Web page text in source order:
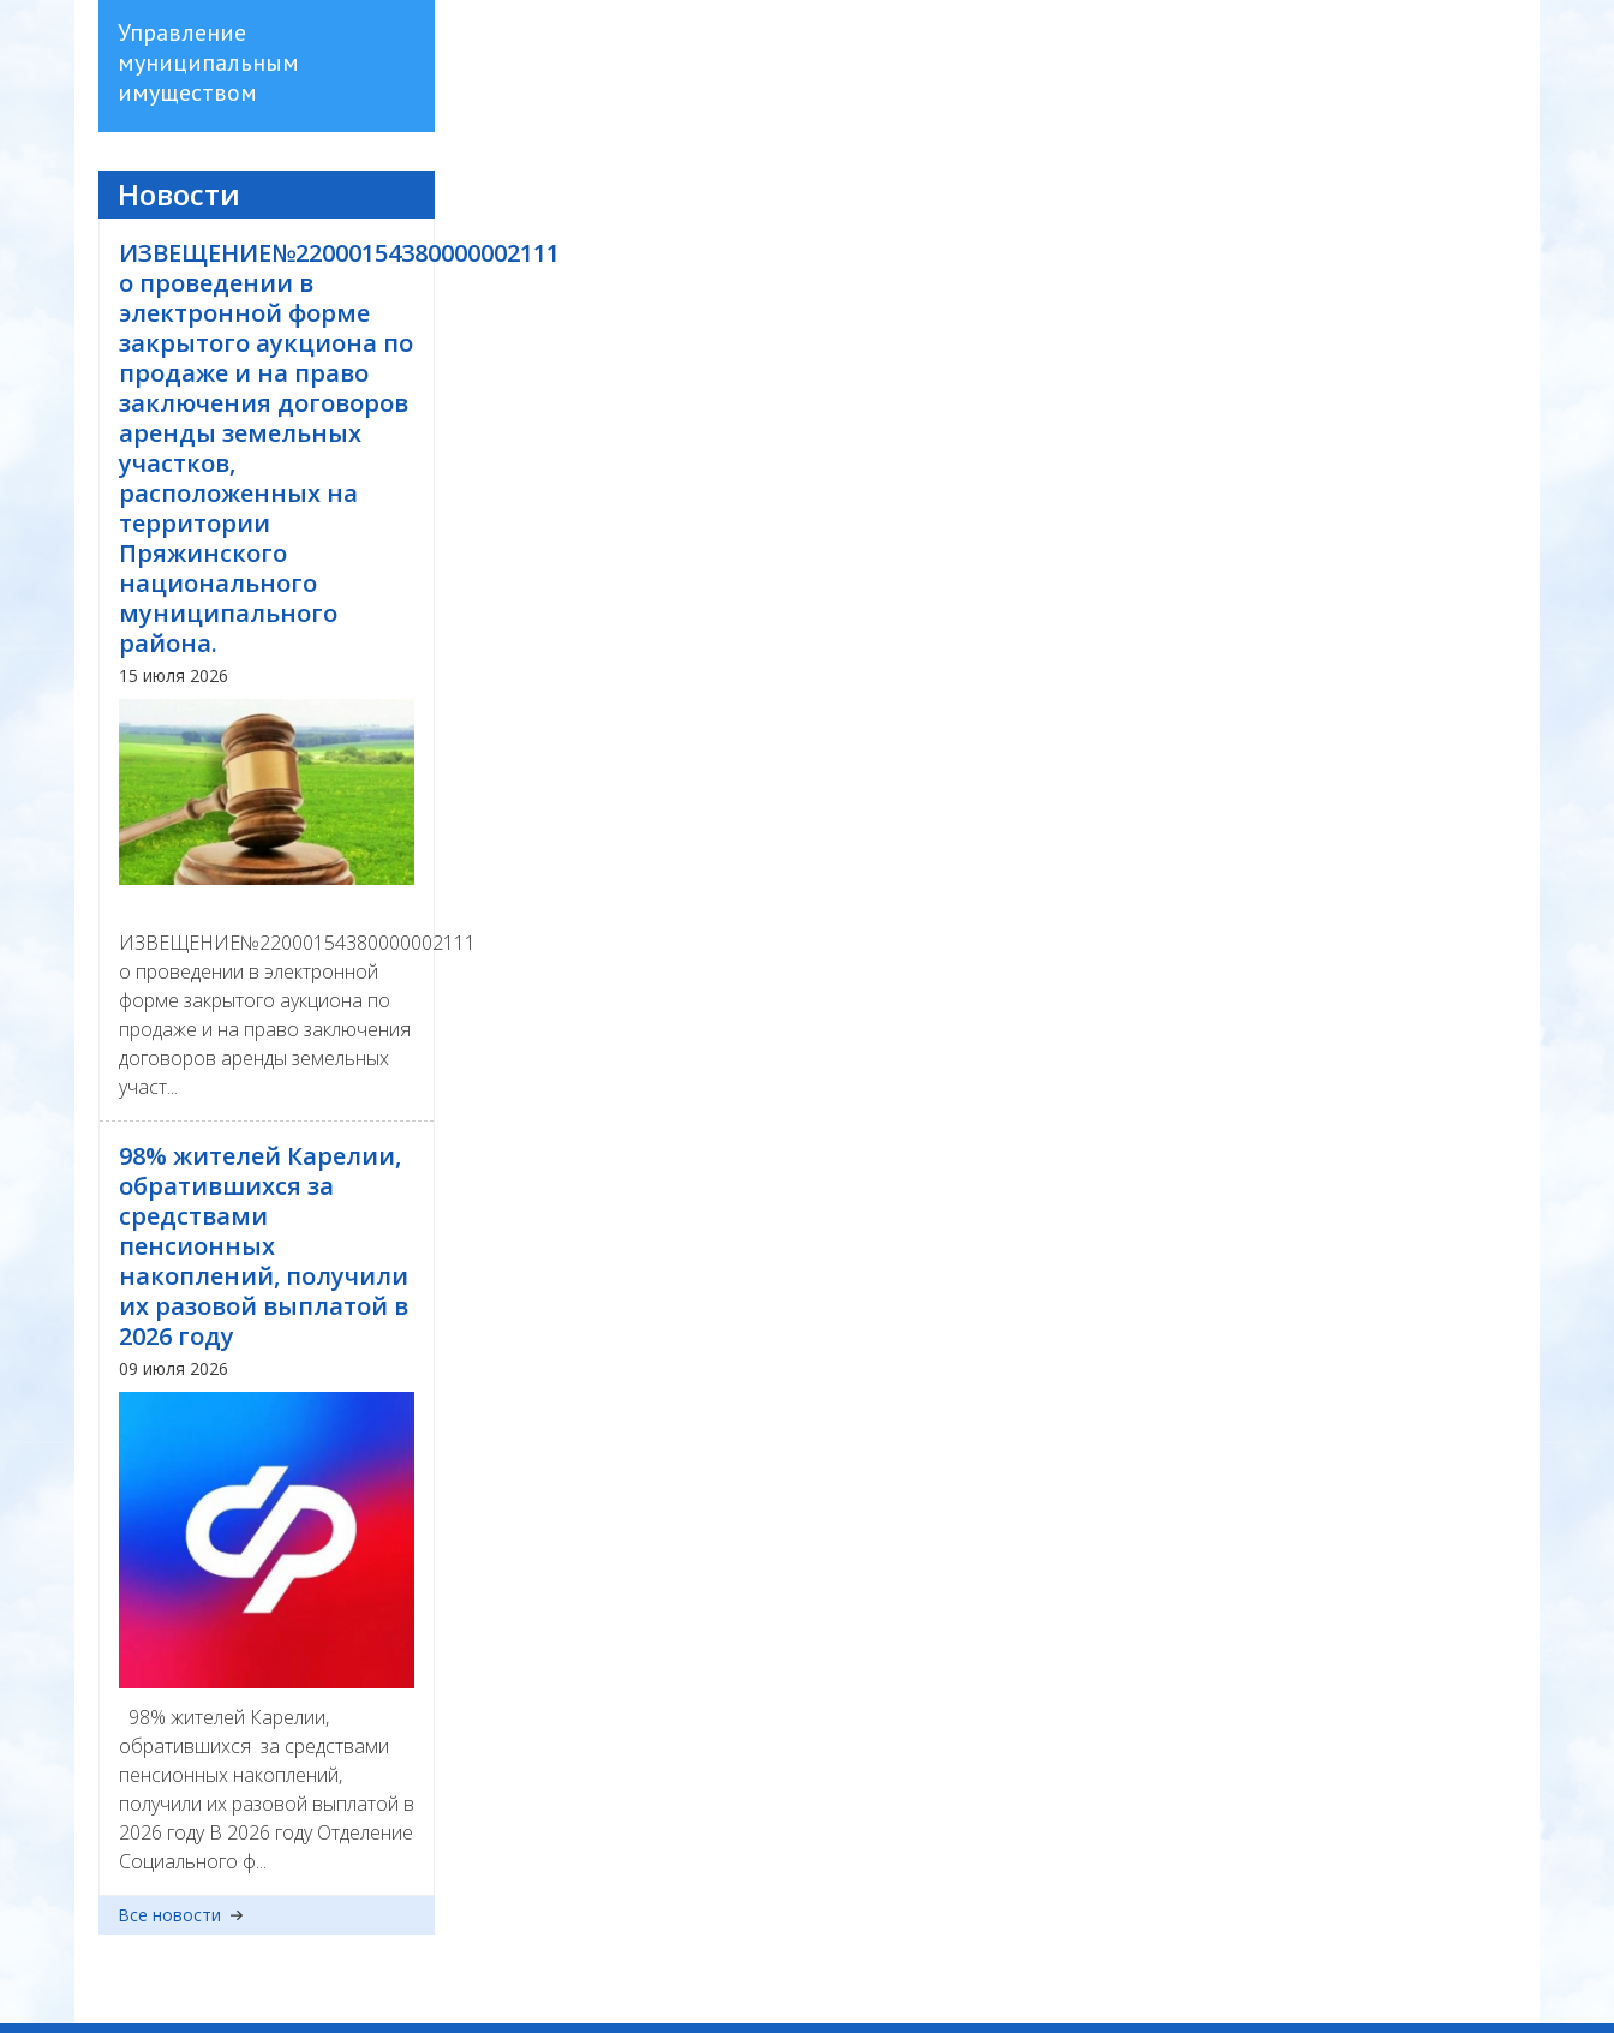
Управление
муниципальным
имуществом
Новости
ИЗВЕЩЕНИЕ№22000154380000002111
о проведении в
электронной форме
закрытого аукциона по
продаже и на право
заключения договоров
аренды земельных
участков,
расположенных на
территории
Пряжинского
национального
муниципального
района.
15 июля 2026
ИЗВЕЩЕНИЕ№22000154380000002111
о проведении в электронной
форме закрытого аукциона по
продаже и на право заключения
договоров аренды земельных
участ...
98% жителей Карелии,
обратившихся за
средствами
пенсионных
накоплений, получили
их разовой выплатой в
2026 году
09 июля 2026
98% жителей Карелии,
обратившихся за средствами
пенсионных накоплений,
получили их разовой выплатой в
2026 году В 2026 году Отделение
Социального ф...
Все новости